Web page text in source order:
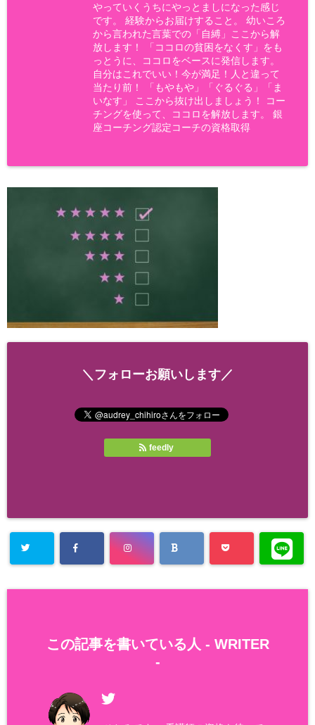
やっていくうちにやっとましになった感じ
です。 経験からお届けすること。 幼いころ
から言われた言葉での「自縛」ここから解
放します！ 「ココロの貧困をなくす」をも
っとうに、ココロをベースに発信します。
自分はこれでいい！今が満足！人と違って
当たり前！ 「もやもや」「ぐるぐる」「ま
いなす」 ここから抜け出しましょう！ コー
チングを使って、ココロを解放します。 銀
座コーチング認定コーチの資格取得
＼フォローお願いします／
feedly
この記事を書いている人 - WRITER
-